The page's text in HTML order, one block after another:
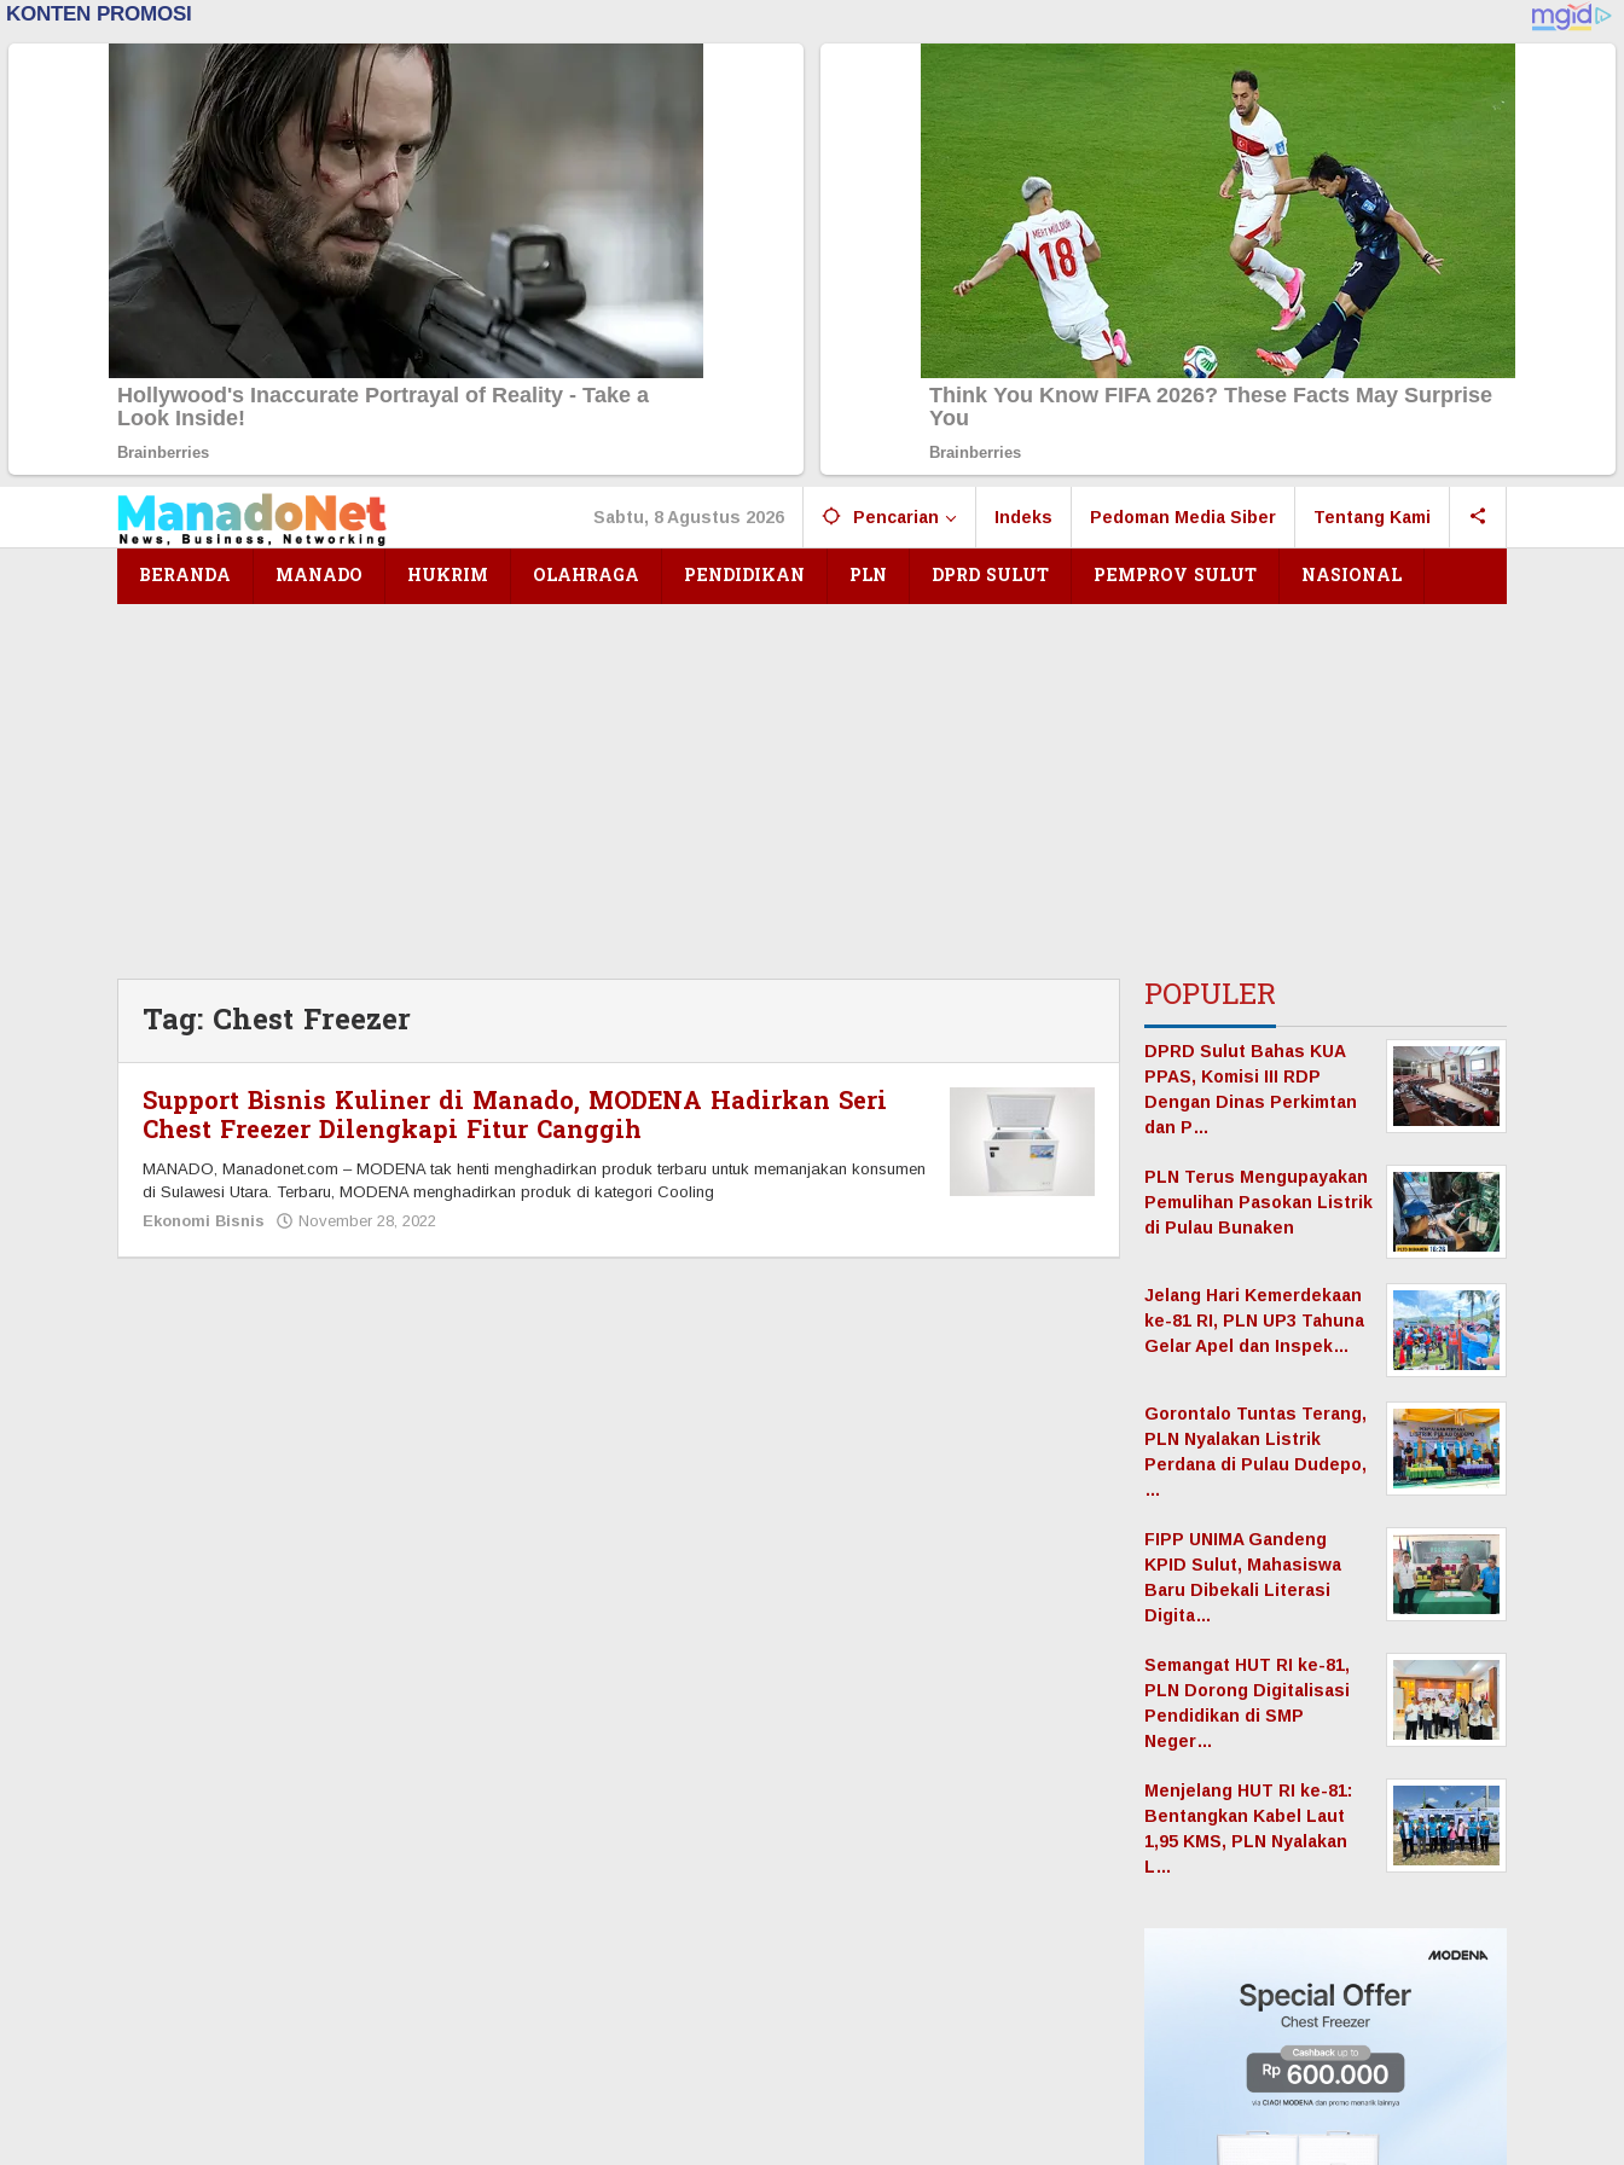
konten
Sabtu, 8 Agustus 2026 Pencarian Indeks Pedoman Media Siber Tentang Kami
BERANDA MANADO HUKRIM OLAHRAGA PENDIDIKAN PLN DPRD SULUT PEMPROV SULUT NASIONAL
Tag: Chest Freezer
Support Bisnis Kuliner di Manado, MODENA Hadirkan Seri
Chest Freezer Dilengkapi Fitur Canggih
MANADO, Manadonet.com – MODENA tak henti menghadirkan produk terbaru untuk memanjakan konsumen
di Sulawesi Utara. Terbaru, MODENA menghadirkan produk di kategori Cooling
Ekonomi Bisnis
November 28, 2022
POPULER
DPRD Sulut Bahas KUA
PPAS, Komisi III RDP
Dengan Dinas Perkimtan
dan P…
PLN Terus Mengupayakan
Pemulihan Pasokan Listrik
di Pulau Bunaken
Jelang Hari Kemerdekaan
ke-81 RI, PLN UP3 Tahuna
Gelar Apel dan Inspek…
Gorontalo Tuntas Terang,
PLN Nyalakan Listrik
Perdana di Pulau Dudepo,
…
FIPP UNIMA Gandeng
KPID Sulut, Mahasiswa
Baru Dibekali Literasi
Digita…
Semangat HUT RI ke-81,
PLN Dorong Digitalisasi
Pendidikan di SMP
Neger…
Menjelang HUT RI ke-81:
Bentangkan Kabel Laut
1,95 KMS, PLN Nyalakan
L…